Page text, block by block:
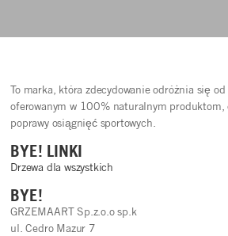
To marka, która zdecydowanie odróżnia się
oferowanym w 100% naturalnym produktom,
poprawy osiągnięć sportowych.
BYE! LINKI
Drzewa dla wszystkich
BYE!
GRZEMAART Sp.z.o.o sp.k
ul. Cedro Mazur 7